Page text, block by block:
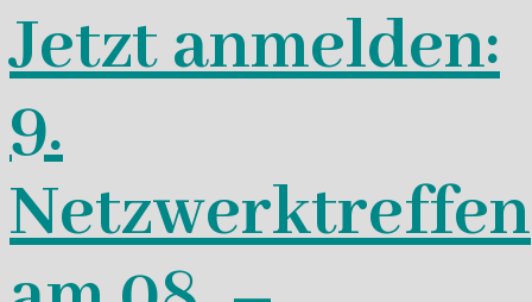
Jetzt anmelden:
9.
Netzwerktreffen